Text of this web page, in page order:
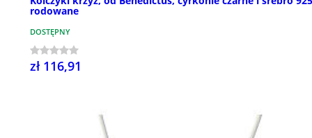
rodowane
DOSTĘPNY
zł 116,91